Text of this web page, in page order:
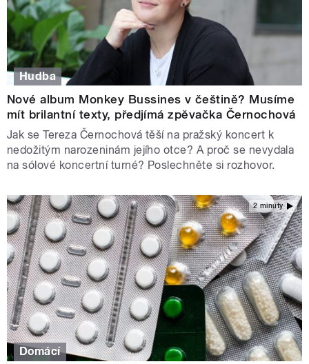
Hudba
Nové album Monkey Bussines v češtině? Musíme
mít brilantní texty, předjímá zpěvačka Černochová
Jak se Tereza Černochová těší na pražský koncert k
nedožitým narozeninám jejího otce? A proč se nevydala
na sólové koncertní turné? Poslechněte si rozhovor.
2 minuty
Domácí